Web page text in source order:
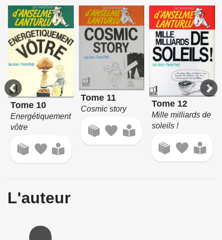
Tome 10
Energétiquement
vôtre
Tome 11
Cosmic story Tome 12
Mille milliards de
soleils !
L'auteur